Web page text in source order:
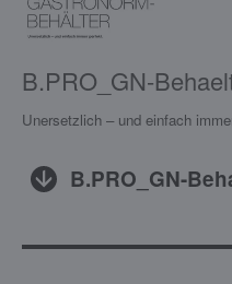
B.PRO_GN-
Unersetzlich – und einfach
B.PRO_GN-